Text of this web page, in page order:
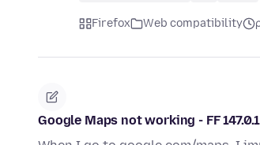
Firefox Web compatibility
Google Maps not working - FF